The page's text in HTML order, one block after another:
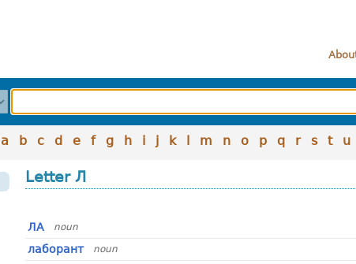
a b c d e f g h i j k l m n o p q r s t u
Letter Л
ЛА noun
лаборант noun